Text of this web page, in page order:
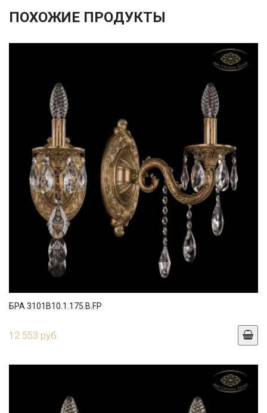
ПОХОЖИЕ ПРОДУКТЫ
БРА 3101B10.1.175.B.FP
12 553 руб.